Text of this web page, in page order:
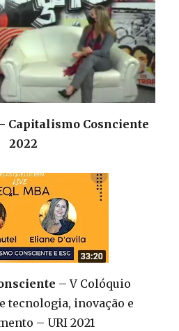
Capitalismo Cosnciente
2022
– V Colóquio
tecnologia, inovação e
– URI 2021